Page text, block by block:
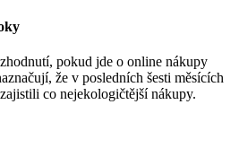
pokud jde o online nákupy
že v posledních šesti měsících
co nejekologičtější nákupy.